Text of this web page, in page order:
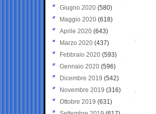
Giugno 2020 (580)
Maggio 2020 (618)
Aprile 2020 (643)
Marzo 2020 (437)
Febbraio 2020 (593)
Gennaio 2020 (596)
Dicembre 2019 (542)
Novembre 2019 (316)
Ottobre 2019 (631)